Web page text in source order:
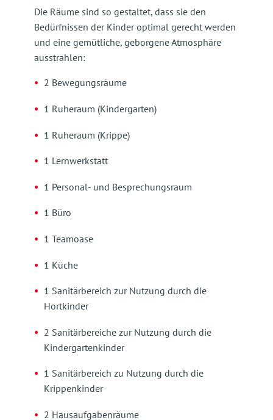
Die Räume sind so gestaltet, dass sie den
Bedürfnissen der Kinder optimal gerecht werden
und eine gemütliche, geborgene Atmosphäre
ausstrahlen:
2 Bewegungsräume
1 Ruheraum (Kindergarten)
1 Ruheraum (Krippe)
1 Lernwerkstatt
1 Personal- und Besprechungsraum
1 Büro
1 Teamoase
1 Küche
1 Sanitärbereich zur Nutzung durch die
Hortkinder
2 Sanitärbereiche zur Nutzung durch die
Kindergartenkinder
1 Sanitärbereich zu Nutzung durch die
Krippenkinder
2 Hausaufgabenräume